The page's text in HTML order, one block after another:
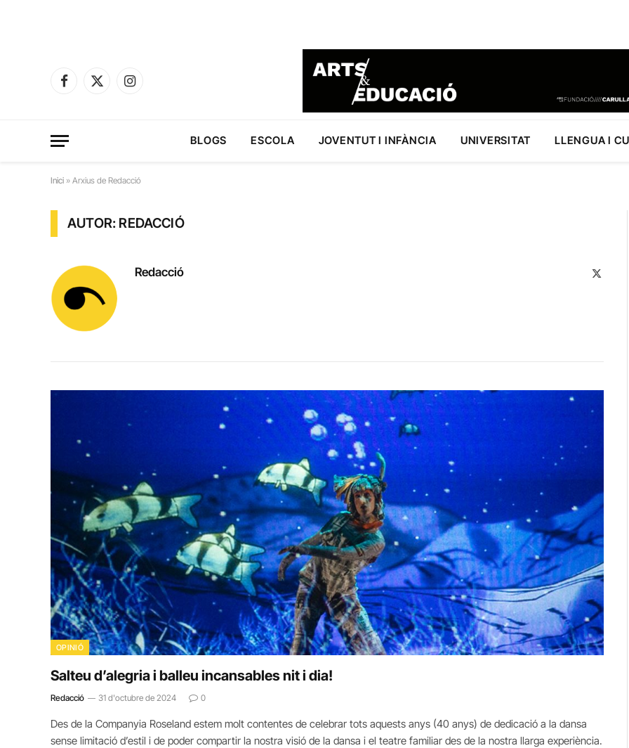
Facebook
X
Instagram
BLOGS ESCOLA JOVENTUT I INFÀNCIA UNIVERSITAT LLENGUA I
Inici » Arxius de Redacció
AUTOR: REDACCIÓ
Redacció
OPINIÓ
Salteu d’alegria i balleu incansables nit i dia!
Redacció 31 d'octubre de 2024 0
Des de la Companyia Roseland estem molt contentes de celebrar tots aquests anys (40 anys) de dedicació a la dansa
sense limitació d’estil i de poder compartir la nostra visió de la dansa i el teatre familiar des de la nostra llarga experiència.